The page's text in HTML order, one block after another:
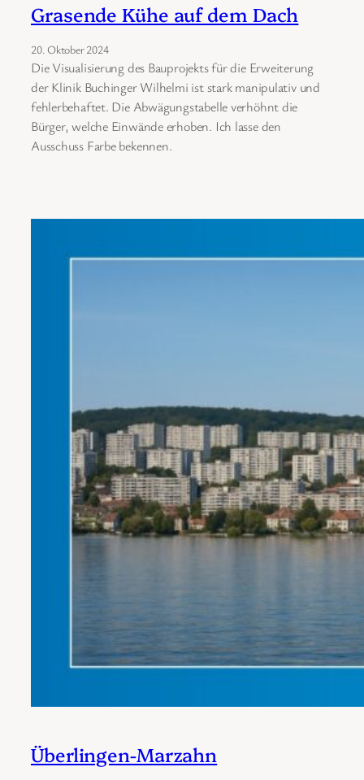
Grasende Kühe auf dem Dach
20. Oktober 2024
Die Visualisierung des Bauprojekts für die Erweiterung
der Klinik Buchinger Wilhelmi ist stark manipulativ und
fehlerbehaftet. Die Abwägungstabelle verhöhnt die
Bürger, welche Einwände erhoben. Ich lasse den
Ausschuss Farbe bekennen.
Überlingen-Marzahn